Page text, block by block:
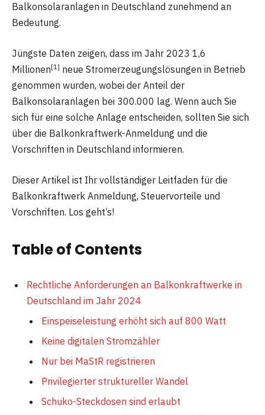
Balkonsolaranlagen in Deutschland zunehmend an
Bedeutung.
Jüngste Daten zeigen, dass im Jahr 2023 1,6
Millionen[1] neue Stromerzeugungslösungen in Betrieb
genommen wurden, wobei der Anteil der
Balkonsolaranlagen bei 300.000 lag. Wenn auch Sie
sich für eine solche Anlage entscheiden, sollten Sie sich
über die Balkonkraftwerk-Anmeldung und die
Vorschriften in Deutschland informieren.
Dieser Artikel ist Ihr vollständiger Leitfaden für die
Balkonkraftwerk Anmeldung, Steuervorteile und
Vorschriften. Los geht’s!
Table of Contents
Rechtliche Anforderungen an Balkonkraftwerke in
Deutschland im Jahr 2024
Einspeiseleistung erhöht sich auf 800 Watt
Keine digitalen Stromzähler
Nur bei MaStR registrieren
Privilegierter struktureller Wandel
Schuko-Steckdosen sind erlaubt